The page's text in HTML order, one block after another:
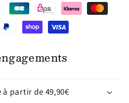
partir de 49,90€